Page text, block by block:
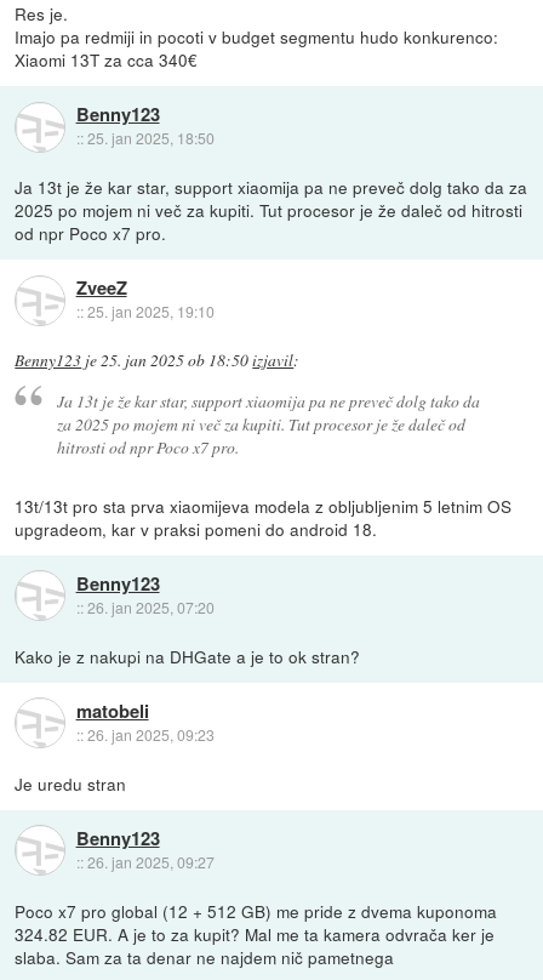
Res je.
Imajo pa redmiji in pocoti v budget segmentu hudo konkurenco:
Xiaomi 13T za cca 340€
Benny123
::25. jan 2025, 18:50
Ja 13t je že kar star, support xiaomija pa ne preveč dolg tako da za
2025 po mojem ni več za kupiti. Tut procesor je že daleč od hitrosti
od npr Poco x7 pro.
ZveeZ
::25. jan 2025, 19:10
Benny123 je25. jan 2025 ob 18:50izjavil:
Ja 13t je že kar star, support xiaomija pa ne preveč dolg tako da
za 2025 po mojem ni več za kupiti. Tut procesor je že daleč od
hitrosti od npr Poco x7 pro.
13t/13t pro sta prva xiaomijeva modela z obljubljenim 5 letnim OS
upgradeom, kar v praksi pomeni do android 18.
Benny123
::26. jan 2025, 07:20
Kako je z nakupi na DHGate a je to ok stran?
matobeli
::26. jan 2025, 09:23
Je uredu stran
Benny123
::26. jan 2025, 09:27
Poco x7 pro global (12 + 512 GB) me pride z dvema kuponoma
324.82 EUR. A je to za kupit? Mal me ta kamera odvrača ker je
slaba. Sam za ta denar ne najdem nič pametnega